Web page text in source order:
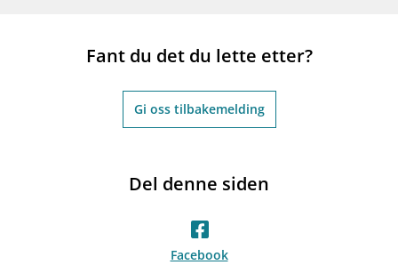
Fant du det du lette etter?
Gi oss tilbakemelding
Del denne siden
Facebook